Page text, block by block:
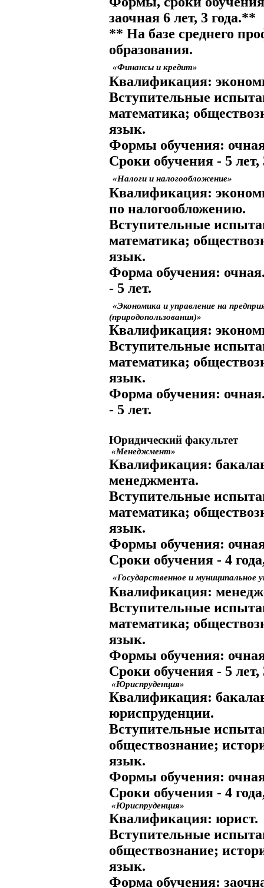
заочная 6 лет, 3 года.**
** На базе среднего
образования.
«Финансы и кредит»
Квалификация:
Вступительные
математика;
язык.
Формы обучения:
Сроки обучения - 5 лет,
«Налоги и налогообложение»
Квалификация:
по налогообложению.
Вступительные
математика;
язык.
Форма обучения:
- 5 лет.
«Экономика и управление на
(природопользования)»
Квалификация:
Вступительные
математика;
язык.
Форма обучения:
- 5 лет.
Юридический факультет
«Менеджмент»
Квалификация:
менеджмента.
Вступительные
математика;
язык.
Формы обучения:
Сроки обучения - 4
«Государственное и муниципальное
Квалификация:
Вступительные
математика;
язык.
Формы обучения:
Сроки обучения - 5 лет,
«Юриспруденция»
Квалификация:
юриспруденции.
Вступительные
обществознание;
язык.
Формы обучения:
Сроки обучения - 4
«Юриспруденция»
Квалификация: юрист.
Вступительные
обществознание;
язык.
Форма обучения: